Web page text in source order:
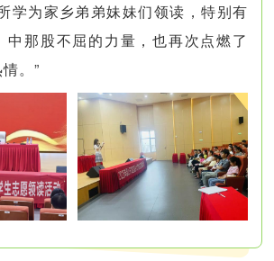
学为家乡弟弟妹妹们领读，特别有
中那股不屈的力量，也再次点燃了
。”